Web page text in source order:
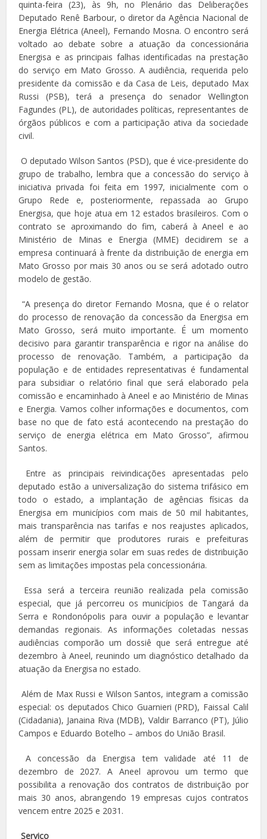
quinta-feira (23), às 9h, no Plenário das Deliberações
Deputado Renê Barbour, o diretor da Agência Nacional de
Energia Elétrica (Aneel), Fernando Mosna. O encontro será
voltado ao debate sobre a atuação da concessionária
Energisa e as principais falhas identificadas na prestação
do serviço em Mato Grosso. A audiência, requerida pelo
presidente da comissão e da Casa de Leis, deputado Max
Russi (PSB), terá a presença do senador Wellington
Fagundes (PL), de autoridades políticas, representantes de
órgãos públicos e com a participação ativa da sociedade
civil.
O deputado Wilson Santos (PSD), que é vice-presidente do
grupo de trabalho, lembra que a concessão do serviço à
iniciativa privada foi feita em 1997, inicialmente com o
Grupo Rede e, posteriormente, repassada ao Grupo
Energisa, que hoje atua em 12 estados brasileiros. Com o
contrato se aproximando do fim, caberá à Aneel e ao
Ministério de Minas e Energia (MME) decidirem se a
empresa continuará à frente da distribuição de energia em
Mato Grosso por mais 30 anos ou se será adotado outro
modelo de gestão.
“A presença do diretor Fernando Mosna, que é o relator
do processo de renovação da concessão da Energisa em
Mato Grosso, será muito importante. É um momento
decisivo para garantir transparência e rigor na análise do
processo de renovação. Também, a participação da
população e de entidades representativas é fundamental
para subsidiar o relatório final que será elaborado pela
comissão e encaminhado à Aneel e ao Ministério de Minas
e Energia. Vamos colher informações e documentos, com
base no que de fato está acontecendo na prestação do
serviço de energia elétrica em Mato Grosso”, afirmou
Santos.
Entre as principais reivindicações apresentadas pelo
deputado estão a universalização do sistema trifásico em
todo o estado, a implantação de agências físicas da
Energisa em municípios com mais de 50 mil habitantes,
mais transparência nas tarifas e nos reajustes aplicados,
além de permitir que produtores rurais e prefeituras
possam inserir energia solar em suas redes de distribuição
sem as limitações impostas pela concessionária.
Essa será a terceira reunião realizada pela comissão
especial, que já percorreu os municípios de Tangará da
Serra e Rondonópolis para ouvir a população e levantar
demandas regionais. As informações coletadas nessas
audiências comporão um dossiê que será entregue até
dezembro à Aneel, reunindo um diagnóstico detalhado da
atuação da Energisa no estado.
Além de Max Russi e Wilson Santos, integram a comissão
especial: os deputados Chico Guarnieri (PRD), Faissal Calil
(Cidadania), Janaina Riva (MDB), Valdir Barranco (PT), Júlio
Campos e Eduardo Botelho – ambos do União Brasil.
A concessão da Energisa tem validade até 11 de
dezembro de 2027. A Aneel aprovou um termo que
possibilita a renovação dos contratos de distribuição por
mais 30 anos, abrangendo 19 empresas cujos contratos
vencem entre 2025 e 2031.
Serviço